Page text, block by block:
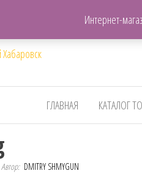
Хабаровск
ГЛАВНАЯ КАТАЛОГ
Автор: DMITRY SHMYGUN
Интернет-